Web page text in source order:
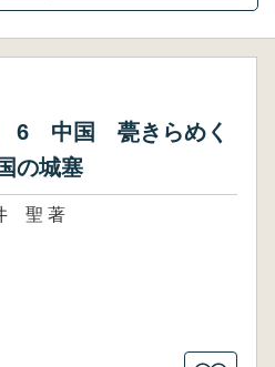
6 中国 甍きらめく
の城塞
聖 著